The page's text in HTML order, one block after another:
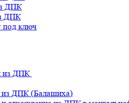
ДПК
ДПК
под ключ
из ДПК
из ДПК (Балашиха)